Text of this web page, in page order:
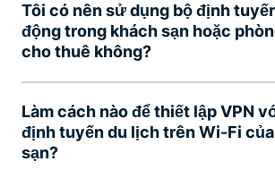
Tôi có nên sử dụng bộ định
động trong khách sạn hoặc
cho thuê không?
Làm cách nào để thiết lập VPN
định tuyến du lịch trên Wi-Fi
sạn?